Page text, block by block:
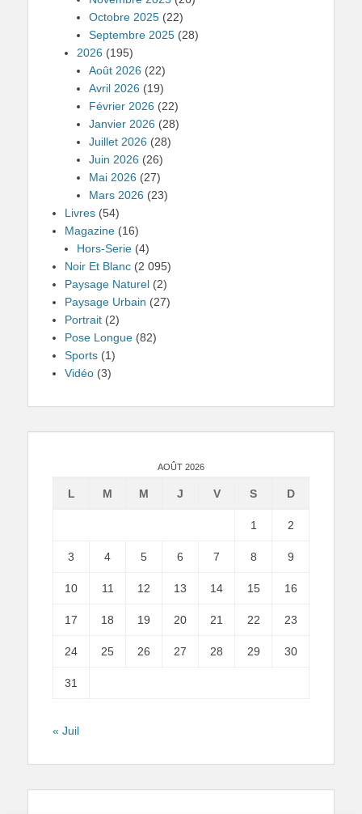
Octobre 2025 (22)
Septembre 2025 (28)
2026 (195)
Août 2026 (22)
Avril 2026 (19)
Février 2026 (22)
Janvier 2026 (28)
Juillet 2026 (28)
Juin 2026 (26)
Mai 2026 (27)
Mars 2026 (23)
Livres (54)
Magazine (16)
Hors-Serie (4)
Noir Et Blanc (2 095)
Paysage Naturel (2)
Paysage Urbain (27)
Portrait (2)
Pose Longue (82)
Sports (1)
Vidéo (3)
AOÛT 2026
L M M J V S D
1 2
3 4 5 6 7 8 9
10 11 12 13 14 15 16
17 18 19 20 21 22 23
24 25 26 27 28 29 30
31
« Juil